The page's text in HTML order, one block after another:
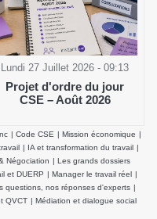
Lundi 27 Juillet 2026 - 09:13
Projet d'ordre du jour
CSE – Août 2026
| Code CSE | Mission économique |
| IA et transformation du travail |
Négociation | Les grands dossiers
et DUERP | Manager le travail réel |
questions, nos réponses d'experts |
QVCT | Médiation et dialogue social